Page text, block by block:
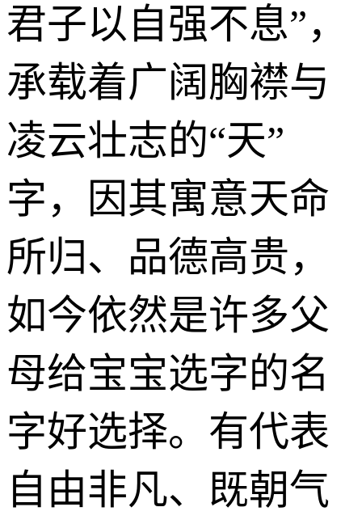
君子以自强不息”，
承载着广阔胸襟与
凌云壮志的“天”
字，因其寓意天命
所归、品德高贵，
如今依然是许多父
母给宝宝选字的名
字好选择。有代表
自由非凡、既朝气